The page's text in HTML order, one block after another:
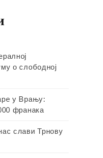
о слободној
у Врању:
франака
слави Трнову